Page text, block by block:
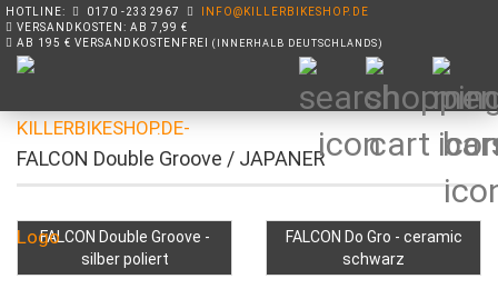
HOTLINE: 0170 -2332967
INFO@KILLERBIKESHOP.DE
VERSANDKOSTEN: AB 7,99 €
AB 195 € VERSANDKOSTENFREI (INNERHALB DEUTSCHLANDS)
FALCON Double Groove / JAPANER
FALCON Double Groove -
silber poliert
FALCON Do Gro - ceramic
schwarz